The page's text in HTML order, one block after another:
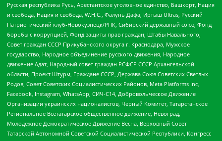
Русская республика Русь, Арестантское уголовное единство, Башкорт, Нация
и свобода, Нация и свобода, W.H.С., Фалунь Дафа, Иртыш Ultras, Русский
Патриотический клуб-Новокузнецк/РПК, Сибирский державный союз, Фонд
борьбы с коррупцией, Фонд защиты прав граждан, Штабы Навального,
Совет граждан СССР Прикубанского округа г. Краснодара, Мужское
государство, Народное объединение русского движения, Народное
движение Адат, Народный совет граждан РСФСР СССР Архангельской
области, Проект Штурм, Граждане СССР, Держава Союз Советских Светлых
Родов, Совет Советских Социалистических Районов, Meta Platforms Inc,
Facebook, Instagram, WhatsApp, СИЧ-С14, Добровольческое Движение
Организации украинских националистов, Черный Комитет, Татарстанское
Региональное Всетатарское общественное движение, Невоград,
Молодежное Демократическое Движение Весна, Верховный Совет
Татарской Автономной Советской Социалистической Республики, Конгресс